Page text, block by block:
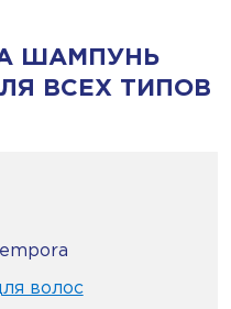
ШАМПУНЬ
ВСЕХ ТИПОВ
волос